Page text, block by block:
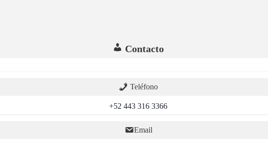
Contacto
Teléfono
+52 443 316 3366
Email